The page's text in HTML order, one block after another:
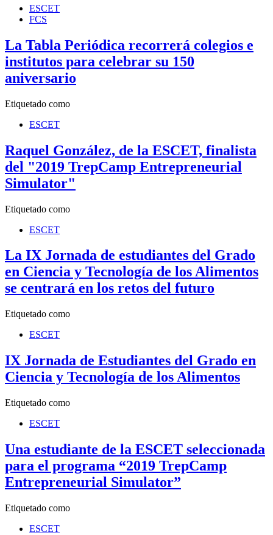
ESCET
FCS
La Tabla Periódica recorrerá colegios e
institutos para celebrar su 150
aniversario
Etiquetado como
ESCET
Raquel González, de la ESCET, finalista
del "2019 TrepCamp Entrepreneurial
Simulator"
Etiquetado como
ESCET
La IX Jornada de estudiantes del Grado
en Ciencia y Tecnología de los Alimentos
se centrará en los retos del futuro
Etiquetado como
ESCET
IX Jornada de Estudiantes del Grado en
Ciencia y Tecnología de los Alimentos
Etiquetado como
ESCET
Una estudiante de la ESCET seleccionada
para el programa “2019 TrepCamp
Entrepreneurial Simulator”
Etiquetado como
ESCET